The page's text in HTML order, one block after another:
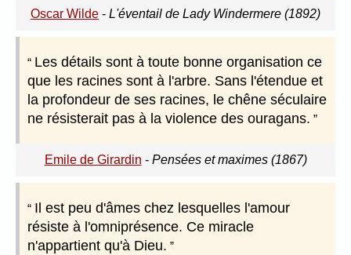
Oscar Wilde - L'éventail de Lady Windermere (1892)
Les détails sont à toute bonne organisation ce
que les racines sont à l'arbre. Sans l'étendue et
la profondeur de ses racines, le chêne séculaire
ne résisterait pas à la violence des ouragans.
Emile de Girardin - Pensées et maximes (1867)
Il est peu d'âmes chez lesquelles l'amour
résiste à l'omniprésence. Ce miracle
n'appartient qu'à Dieu.